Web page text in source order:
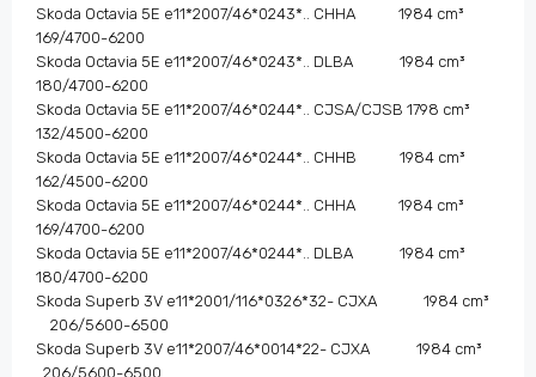
Skoda Octavia 5E e11*2007/46*0243*.. CHHA 1984 cm³
169/4700-6200
Skoda Octavia 5E e11*2007/46*0243*.. DLBA 1984 cm³
180/4700-6200
Skoda Octavia 5E e11*2007/46*0244*.. CJSA/CJSB 1798 cm³
132/4500-6200
Skoda Octavia 5E e11*2007/46*0244*.. CHHB 1984 cm³
162/4500-6200
Skoda Octavia 5E e11*2007/46*0244*.. CHHA 1984 cm³
169/4700-6200
Skoda Octavia 5E e11*2007/46*0244*.. DLBA 1984 cm³
180/4700-6200
Skoda Superb 3V e11*2001/116*0326*32- CJXA 1984 cm³
206/5600-6500
Skoda Superb 3V e11*2007/46*0014*22- CJXA 1984 cm³
206/5600-6500